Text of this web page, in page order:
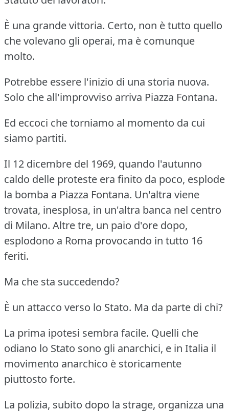
È una grande vittoria. Certo, non è tutto quello
che volevano gli operai, ma è comunque
molto.
Potrebbe essere l'inizio di una storia nuova.
Solo che all'improvviso arriva Piazza Fontana.
Ed eccoci che torniamo al momento da cui
siamo partiti.
Il 12 dicembre del 1969, quando l'autunno
caldo delle proteste era finito da poco, esplode
la bomba a Piazza Fontana. Un'altra viene
trovata, inesplosa, in un'altra banca nel centro
di Milano. Altre tre, un paio d'ore dopo,
esplodono a Roma provocando in tutto 16
feriti.
Ma che sta succedendo?
È un attacco verso lo Stato. Ma da parte di chi?
La prima ipotesi sembra facile. Quelli che
odiano lo Stato sono gli anarchici, e in Italia il
movimento anarchico è storicamente
piuttosto forte.
La polizia, subito dopo la strage, organizza una